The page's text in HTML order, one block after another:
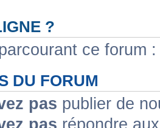
?
ce forum
DU FORUM
pas publier de
pas répondre